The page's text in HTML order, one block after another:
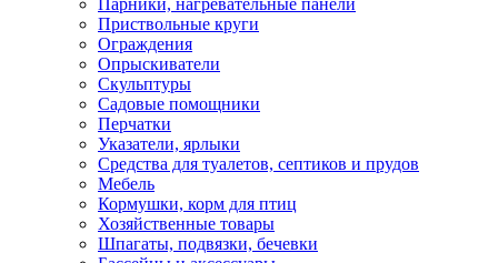
Парники, нагревательные панели
Приствольные круги
Ограждения
Опрыскиватели
Скульптуры
Садовые помощники
Перчатки
Указатели, ярлыки
Средства для туалетов, септиков и прудов
Мебель
Кормушки, корм для птиц
Хозяйственные товары
Шпагаты, подвязки, бечевки